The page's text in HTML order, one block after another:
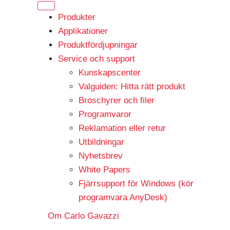
Produkter
Applikationer
Produktfördjupningar
Service och support
Kunskapscenter
Valguiden: Hitta rätt produkt
Broschyrer och filer
Programvaror
Reklamation eller retur
Utbildningar
Nyhetsbrev
White Papers
Fjärrsupport för Windows (kör
programvara AnyDesk)
Om Carlo Gavazzi